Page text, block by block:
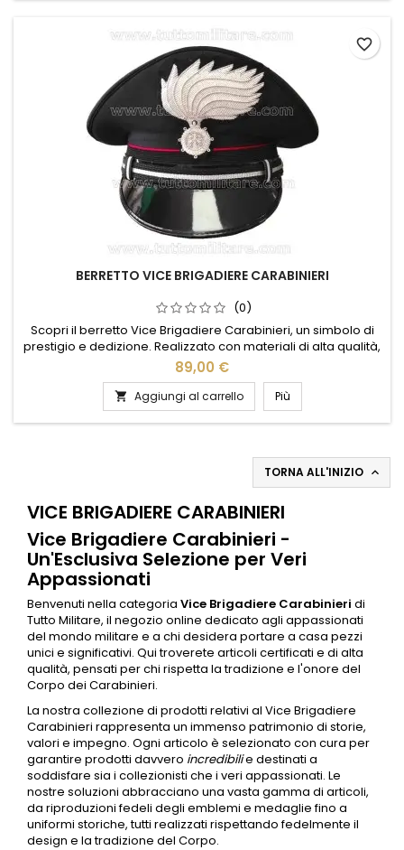
del...
BERRETTO VICE BRIGADIERE CARABINIERI
(0)
Scopri il berretto Vice Brigadiere Carabinieri, un simbolo di
prestigio e dedizione. Realizzato con materiali di alta qualità,
questo berretto unisce eleganza e funzionalità, garantendo
comfort e resistenza. Il design classico, arricchito dal
distintivo emblema dei Carabinieri, rappresenta l'orgoglio e
l'onore di servire. Perfetto per cerimonie ufficiali...
89,00 €
 Aggiungi al carrello Più
favorite_border
TORNA ALL'INIZIO 
VICE BRIGADIERE CARABINIERI
Vice Brigadiere Carabinieri -
Un'Esclusiva Selezione per Veri
Appassionati
Benvenuti nella categoria Vice Brigadiere Carabinieri di
Tutto Militare, il negozio online dedicato agli appassionati
del mondo militare e a chi desidera portare a casa pezzi
unici e significativi. Qui troverete articoli certificati e di alta
qualità, pensati per chi rispetta la tradizione e l'onore del
Corpo dei Carabinieri.
La nostra collezione di prodotti relativi al Vice Brigadiere
Carabinieri rappresenta un immenso patrimonio di storie,
valori e impegno. Ogni articolo è selezionato con cura per
garantire prodotti davvero incredibilie destinati a
soddisfare sia i collezionisti che i veri appassionati. Le
nostre soluzioni abbracciano una vasta gamma di articoli,
da riproduzioni fedeli degli emblemi e medagliefino a
uniformi storiche, tutti realizzati rispettando fedelmente il
design e la tradizione del Corpo.